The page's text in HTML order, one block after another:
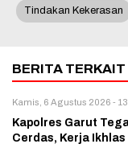
Tindakan Kekerasan
BERITA TERKAIT
Kamis, 6 Agustus 2026 -
Kapolres Garut
Cerdas, Kerja